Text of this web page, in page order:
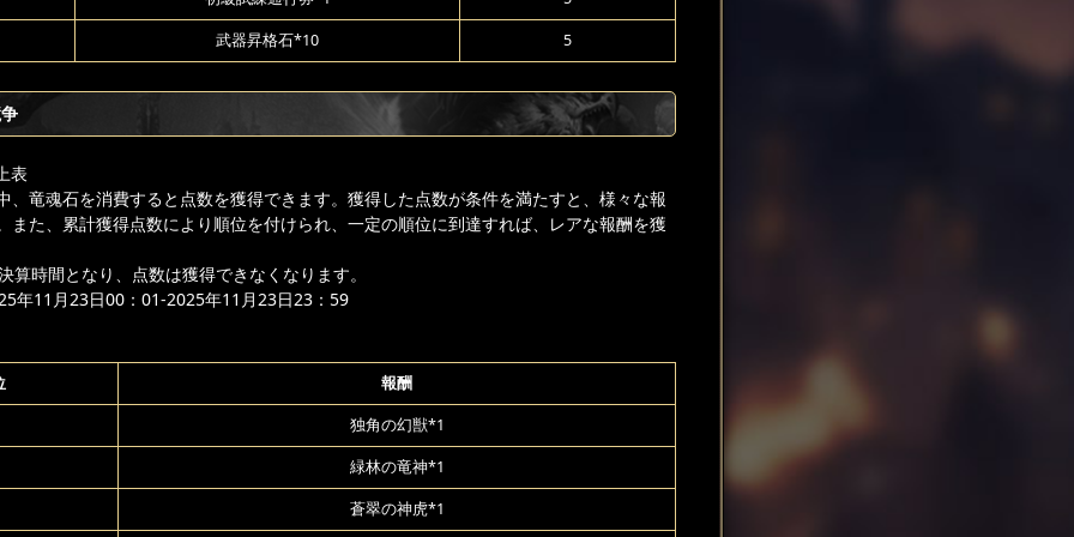
武器昇格石*10 5
表
、竜魂石を消費すると点数を獲得できます。獲得した点数が条件を満たすと、様々な報
また、累計獲得点数により順位を付けられ、一定の順位に到達すれば、レアな報酬を獲
時間となり、点数は獲得できなくなります。
年11月23日00：01-2025年11月23日23：59
報酬
独角の幻獣*1
緑林の竜神*1
蒼翠の神虎*1